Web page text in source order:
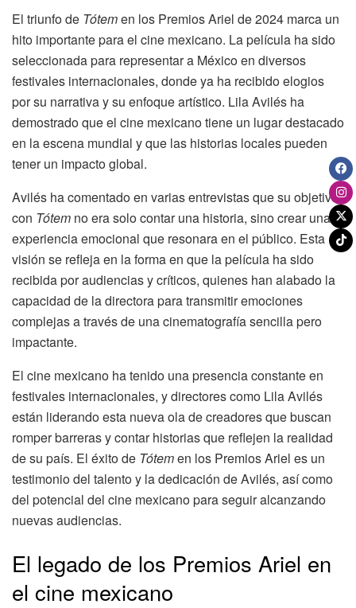
El triunfo de Tótemen los Premios Ariel de 2024 marca un
hito importante para el cine mexicano. La película ha sido
seleccionada para representar a México en diversos
festivales internacionales, donde ya ha recibido elogios
por su narrativa y su enfoque artístico. Lila Avilés ha
demostrado que el cine mexicano tiene un lugar destacado
en la escena mundial y que las historias locales pueden
tener un impacto global.
Avilés ha comentado en varias entrevistas que su objetivo
con Tótem no era solo contar una historia, sino crear una
experiencia emocional que resonara en el público. Esta
visión se refleja en la forma en que la película ha sido
recibida por audiencias y críticos, quienes han alabado la
capacidad de la directora para transmitir emociones
complejas a través de una cinematografía sencilla pero
impactante.
El cine mexicano ha tenido una presencia constante en
festivales internacionales, y directores como Lila Avilés
están liderando esta nueva ola de creadores que buscan
romper barreras y contar historias que reflejen la realidad
de su país. El éxito de Tótemen los Premios Ariel es un
testimonio del talento y la dedicación de Avilés, así como
del potencial del cine mexicano para seguir alcanzando
nuevas audiencias.
El legado de los Premios Ariel en
el cine mexicano